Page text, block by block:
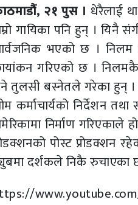
२१ पुस । धेरैलाई
गायिका पनि हुन् । यिनै
भएको छ । निलम
गरिएको छ । निलमकै
तुलसी बस्नेतले गरेका हुन् ।
कर्माचार्यको निर्देशन
निर्माण गरिएकाले
पोस्ट प्रोडक्शन
दर्शकले निकै रुचाएका